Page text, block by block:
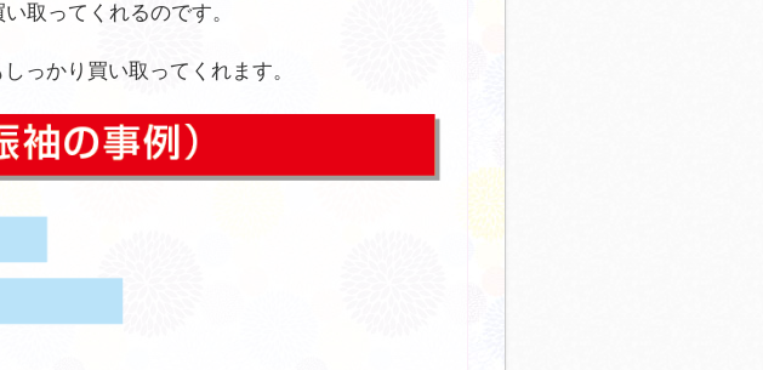
い取ってくれるのです。
っかり買い取ってくれます。